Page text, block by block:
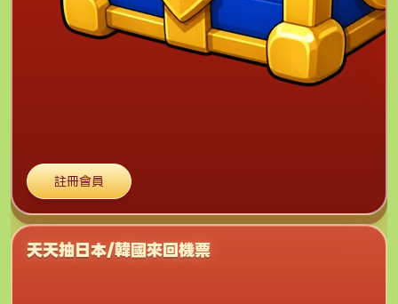
註冊會員
天天抽日本/韓國來回機票